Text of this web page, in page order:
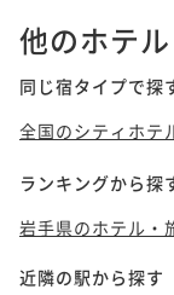
他のホテ
同じ宿タイプで探
全国のシティホテ
ランキングから探
岩手県のホテル・
近隣の駅から探す